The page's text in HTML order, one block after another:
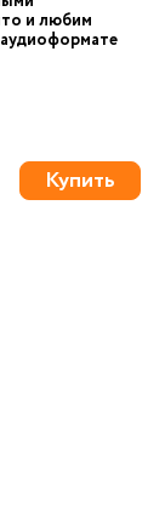
и любим
Купить